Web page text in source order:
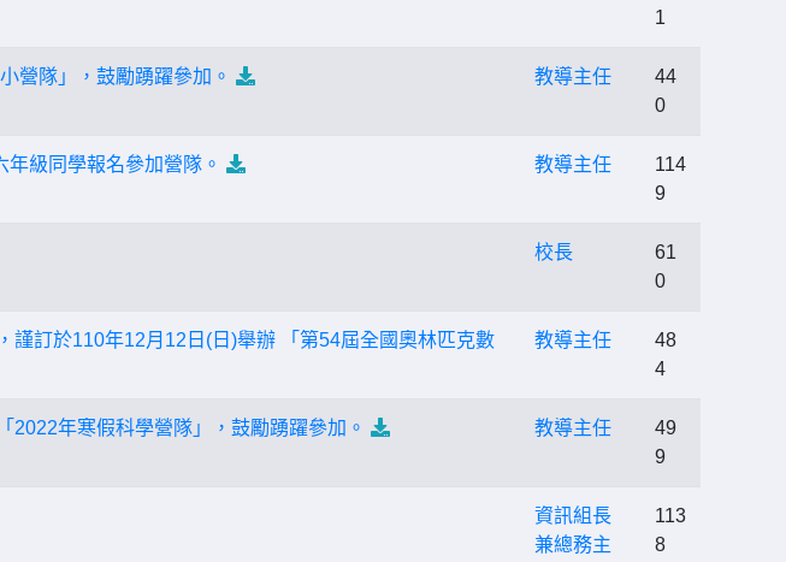
1
營隊」，鼓勵踴躍參加。 教導主任
44
0
級同學報名參加營隊。 教導主任
114
9
校長
61
0
訂於110年12月12日(日)舉辦 「第54屆全國奧林匹克數
教導主任
48
4
年寒假科學營隊」，鼓勵踴躍參加。 教導主任
49
9
資訊組長
兼總務主
113
8